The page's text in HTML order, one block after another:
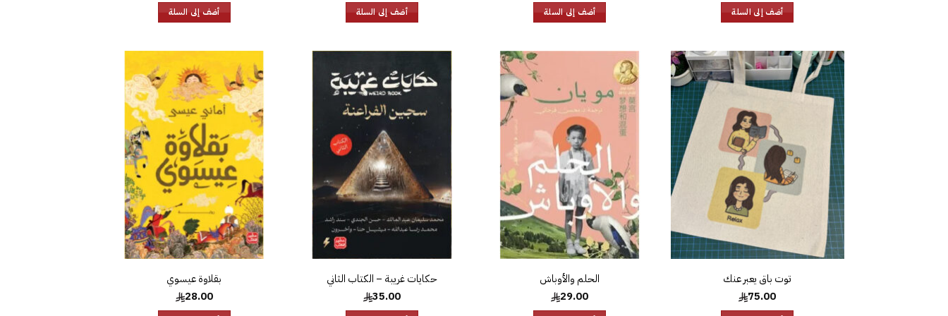
أضف إلى السلة هو:
69.00.
أضف إلى السلة أضف إلى السلة أضف إلى السلة
إضافة
إلى
قائمة
الرغبات
توت باق يعبر عنك
75.00
إضافة
إلى
الرغبات
الحلم والأوباش
29.00
إلى
حكايات غريبة – الكتاب الثاني
35.00
إضافة
إلى
قائمة
الرغبات
بقلاوة عيسوي
28.00